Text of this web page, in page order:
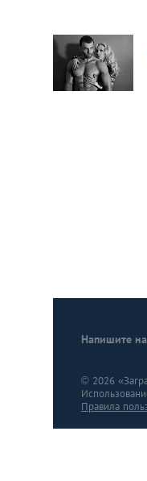
Напишите
© 2026
Правила